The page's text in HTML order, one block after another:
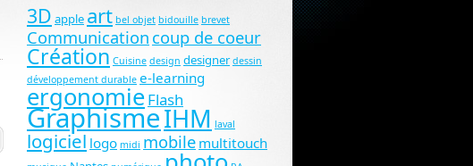
3D apple art bel objet bidouille brevet
Communication coup de coeur
Création Cuisine design designer dessin
développement durable e-learning
ergonomieFlash
GraphismeIHM laval
logiciel logo midi mobile multitouch